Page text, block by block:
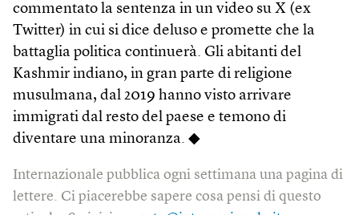
commentato la sentenza in un video su X (ex
Twitter) in cui si dice deluso e promette che la
battaglia politica continuerà. Gli abitanti del
Kashmir indiano, in gran parte di religione
musulmana, dal 2019 hanno visto arrivare
immigrati dal resto del paese e temono di
diventare una minoranza. ◆
Internazionale pubblica ogni settimana una pagina di
lettere. Ci piacerebbe sapere cosa pensi di questo